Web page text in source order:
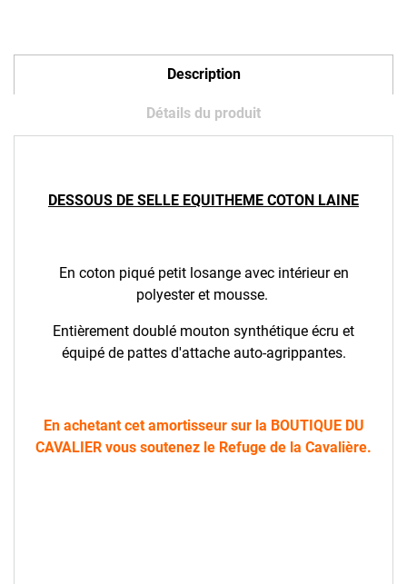
Description
Détails du produit
DESSOUS DE SELLE EQUITHEME COTON LAINE
En coton piqué petit losange avec intérieur en
polyester et mousse.
Entièrement doublé mouton synthétique écru et
équipé de pattes d'attache auto-agrippantes.
En achetant cet amortisseur sur la BOUTIQUE DU
CAVALIER vous soutenez le Refuge de la Cavalière.